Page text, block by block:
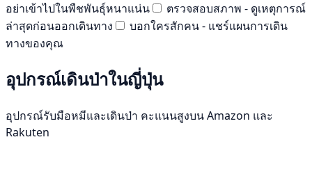
อย่าเข้าไปในพืชพันธุ์หนาแน่น
ตรวจสอบสภาพ - ดูเหตุการณ์
ล่าสุดก่อนออกเดินทาง
บอกใครสักคน - แชร์แผนการเดิน
ทางของคุณ
อุปกรณ์เดินป่าในญี่ปุ่น
อุปกรณ์รับมือหมีและเดินป่า คะแนนสูงบน Amazon และ
Rakuten